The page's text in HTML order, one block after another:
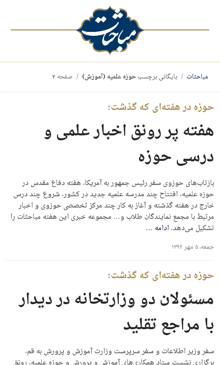
مباحثات بایگانی برچسبحوزه علمیه (آموزش) صفحه ۲
حوزه در هفته‌ای که گذشت؛
هفته پر رونق اخبار علمی و
درسی حوزه
بازتاب‌های حوزوی سفر رئیس جمهور به آمریکا، هفته دفاع مقدس در
حوزه علمیه، افتتاح چند مدرسه علمیه جدید در کشور، شروع چند درس
خارج در هفته گذشته و آغاز به کار چند مرکز تخصصی حوزوی و اخبار
مرتبط با مجمع نمایندگان طلاب و… مجموعه خبری این هفته مباحثات را
تشکیل می‌دهد.ادامه …
جمعه، ۵ مهر ۱۳۹۲
حوزه در هفته‌ای که گذشت؛
مسئولان دو وزارتخانه در دیدار
با مراجع تقلید
سفر وزیر اطلاعات و سفر سرپرست وزارت آموزش و پرورش به قم،